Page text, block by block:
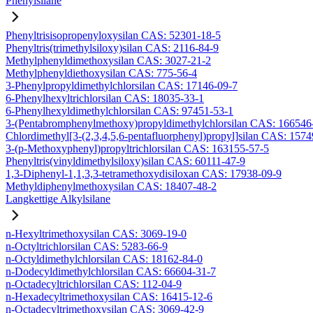
Phenyltrisisopropenyloxysilan CAS: 52301-18-5
Phenyltris(trimethylsiloxy)silan CAS: 2116-84-9
Methylphenyldimethoxysilan CAS: 3027-21-2
Methylphenyldiethoxysilan CAS: 775-56-4
3-Phenylpropyldimethylchlorsilan CAS: 17146-09-7
6-Phenylhexyltrichlorsilan CAS: 18035-33-1
6-Phenylhexyldimethylchlorsilan CAS: 97451-53-1
3-(Pentabromphenylmethoxy)propyldimethylchlorsilan CAS:
Chlordimethyl[3-(2,3,4,5,6-pentafluorphenyl)propyl]silan CAS:
3-(p-Methoxyphenyl)propyltrichlorsilan CAS: 163155-57-5
Phenyltris(vinyldimethylsiloxy)silan CAS: 60111-47-9
1,3-Diphenyl-1,1,3,3-tetramethoxydisiloxan CAS: 17938-09-9
Methyldiphenylmethoxysilan CAS: 18407-48-2
Langkettige Alkylsilane
n-Hexyltrimethoxysilan CAS: 3069-19-0
n-Octyltrichlorsilan CAS: 5283-66-9
n-Octyldimethylchlorsilan CAS: 18162-84-0
n-Dodecyldimethylchlorsilan CAS: 66604-31-7
n-Octadecyltrichlorsilan CAS: 112-04-9
n-Hexadecyltrimethoxysilan CAS: 16415-12-6
n-Octadecyltrimethoxysilan CAS: 3069-42-9